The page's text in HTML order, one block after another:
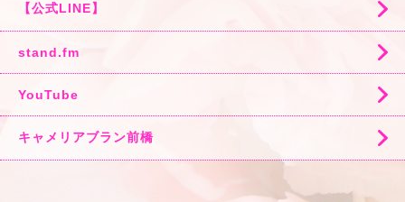
【公式LINE】
stand.fm
YouTube
キャメリアブラン前橋